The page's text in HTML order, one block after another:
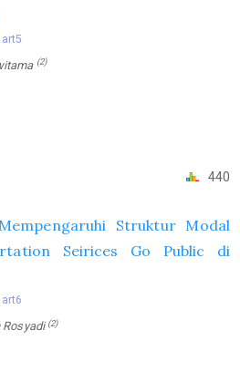
(2)
440
Struktur Modal
Seirices Go Public di
Rosyadi(2)